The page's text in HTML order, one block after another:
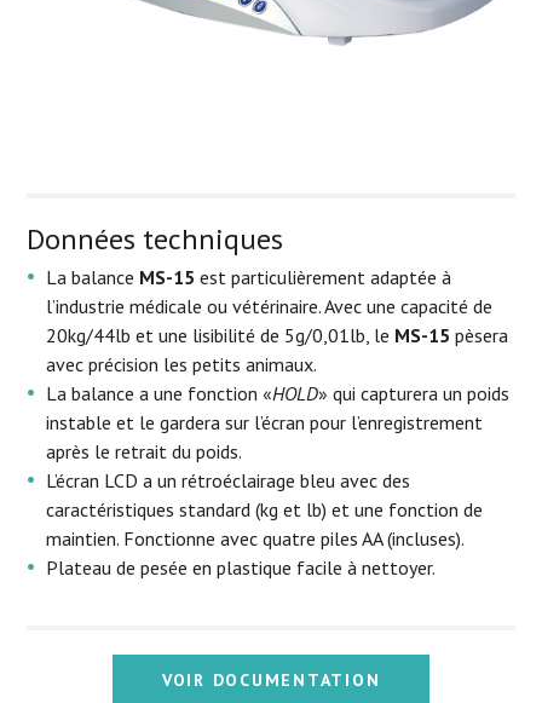
Données techniques
La balance MS-15 est particulièrement adaptée à
l’industrie médicale ou vétérinaire. Avec une capacité de
20kg/44lb et une lisibilité de 5g/0,01lb, le MS-15 pèsera
avec précision les petits animaux.
La balance a une fonction «HOLD» qui capturera un poids
instable et le gardera sur l’écran pour l’enregistrement
après le retrait du poids.
L’écran LCD a un rétroéclairage bleu avec des
caractéristiques standard (kg et lb) et une fonction de
maintien. Fonctionne avec quatre piles AA (incluses).
Plateau de pesée en plastique facile à nettoyer.
VOIR DOCUMENTATION